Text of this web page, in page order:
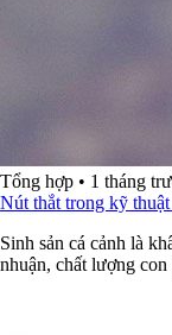
Tổng hợp • 1 tháng
Nút thắt trong kỹ thuật
Sinh sản cá cảnh là
nhuận, chất lượng